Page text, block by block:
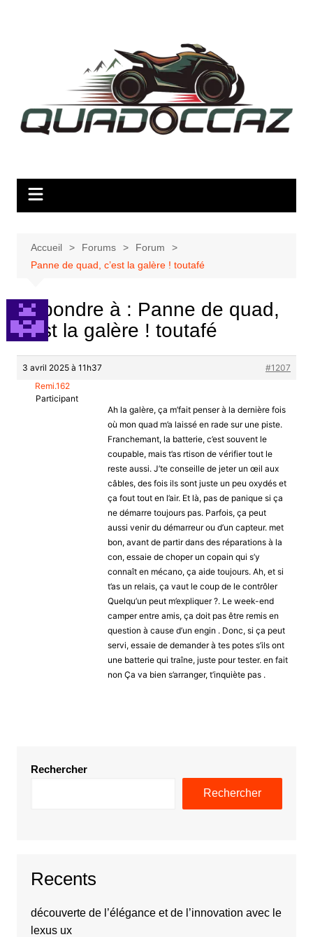
Accueil Forums
Forum
Panne de quad, c’est la galère ! toutafé
Répondre à : Panne de quad,
c’est la galère ! toutafé
3 avril 2025 à 11h37
#1207
Remi.162
Participant
Ah la galère, ça m’fait penser à la dernière fois
où mon quad m’a laissé en rade sur une piste.
Franchemant, la batterie, c’est souvent le
coupable, mais t’as rtison de vérifier tout le
reste aussi. J’te conseille de jeter un œil aux
câbles, des fois ils sont juste un peu oxydés et
ça fout tout en l’air. Et là, pas de panique si ça
ne démarre toujours pas. Parfois, ça peut
aussi venir du démarreur ou d’un capteur. met
bon, avant de partir dans des réparations à la
con, essaie de choper un copain qui s’y
connaît en mécano, ça aide toujours. Ah, et si
t’as un relais, ça vaut le coup de le contrôler
Quelqu’un peut m’expliquer ?. Le week-end
camper entre amis, ça doit pas être remis en
question à cause d’un engin . Donc, si ça peut
servi, essaie de demander à tes potes s’ils ont
une batterie qui traîne, juste pour tester. en fait
non Ça va bien s’arranger, t’inquiète pas .
Rechercher
Rechercher
Recents
découverte de l’élégance et de l’innovation avec le
lexus ux